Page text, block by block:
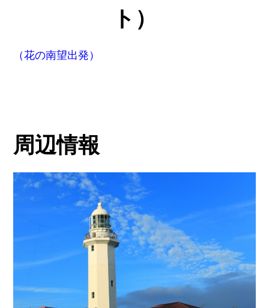
ト）
（花の南望出発）
周辺情報